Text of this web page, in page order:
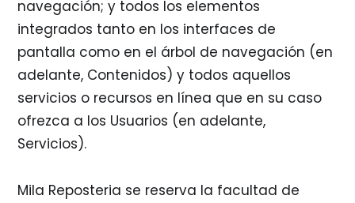
navegación; y todos los elementos
integrados tanto en los interfaces de
pantalla como en el árbol de navegación (en
adelante, Contenidos) y todos aquellos
servicios o recursos en línea que en su caso
ofrezca a los Usuarios (en adelante,
Servicios).
Mila Reposteria se reserva la facultad de